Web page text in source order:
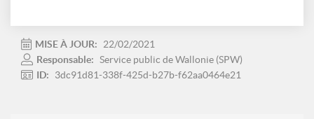
MISE À JOUR:
22/02/2021
Responsable: Service public de Wallonie (SPW)
ID:
3dc91d81-338f-425d-b27b-f62aa0464e21